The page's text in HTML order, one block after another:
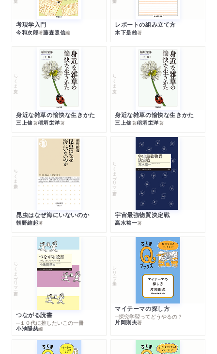
考現学入門
今和次郎著藤森照信編
レポートの組み立て方
木下是雄著
ちくま文庫
身近な雑草の愉快な生きかた
三上修著稲垣栄洋著
ちくま文庫
身近な雑草の愉快な生きかた
三上修著稲垣栄洋著
ちくま新書
昆虫はなぜ海にいないのか
朝野維起著
ちくまプリマー新書
宇宙最強物質決定戦
高水裕一著
ちくまプリマー新書
つながる読書
─１０代に推したいこの一冊
小池陽慈編
シリーズ・全集
マイテーマの探し方
─探究学習ってどうやるの？
片岡則夫著